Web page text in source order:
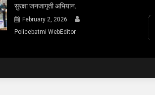
सुरक्षा जनजागृती अभियान.
February 2, 2026
Policebatmi WebEditor